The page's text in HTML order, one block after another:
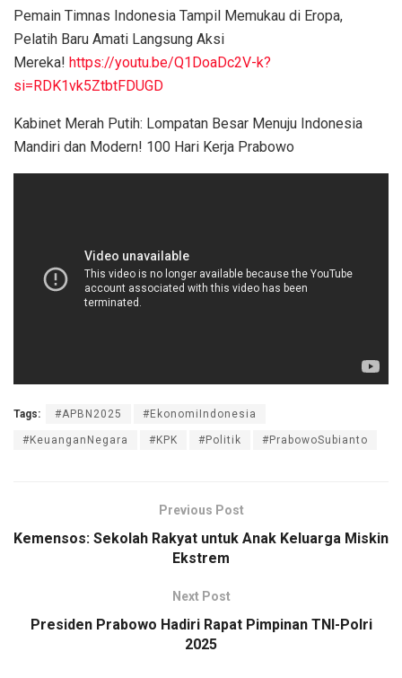
Pemain Timnas Indonesia Tampil Memukau di Eropa,
Pelatih Baru Amati Langsung Aksi
Mereka! https://youtu.be/Q1DoaDc2V-k?
si=RDK1vk5ZtbtFDUGD
Kabinet Merah Putih: Lompatan Besar Menuju Indonesia
Mandiri dan Modern! 100 Hari Kerja Prabowo
Tags: #APBN2025 #EkonomiIndonesia
#KeuanganNegara #KPK #Politik #PrabowoSubianto
Previous Post
Kemensos: Sekolah Rakyat untuk Anak Keluarga Miskin
Ekstrem
Next Post
Presiden Prabowo Hadiri Rapat Pimpinan TNI-Polri
2025